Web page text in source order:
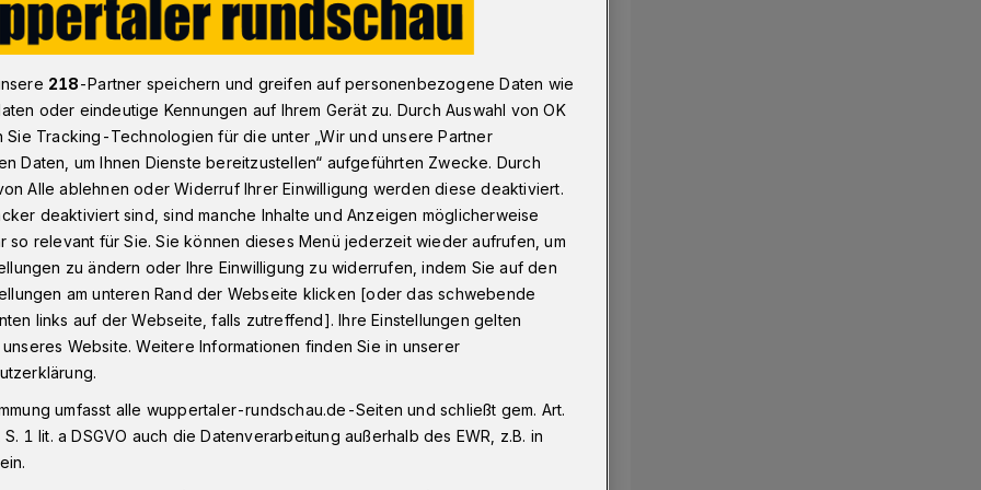
Motorradfahrer am Hesselnberg schwer verletzt
am
verletzt
Hesselnberg hat sich am
2026) ein schwerer Verkehrsunfall
erhebliche Verletzungen
218-Partner speichern und greifen auf personenbezogene Daten wie
oder eindeutige Kennungen auf Ihrem Gerät zu. Durch Auswahl von OK
Sie Tracking-Technologien für die unter „Wir und unsere Partner
Daten, um Ihnen Dienste bereitzustellen“ aufgeführten Zwecke. Durch
Alle ablehnen oder Widerruf Ihrer Einwilligung werden diese deaktiviert.
deaktiviert sind, sind manche Inhalte und Anzeigen möglicherweise
so relevant für Sie. Sie können dieses Menü jederzeit wieder aufrufen, um
zu ändern oder Ihre Einwilligung zu widerrufen, indem Sie auf den
am unteren Rand der Webseite klicken [oder das schwebende
links auf der Webseite, falls zutreffend]. Ihre Einstellungen gelten
Website. Weitere Informationen finden Sie in unserer
umfasst alle wuppertaler-rundschau.de-Seiten und schließt gem. Art.
1 lit. a DSGVO auch die Datenverarbeitung außerhalb des EWR, z.B. in